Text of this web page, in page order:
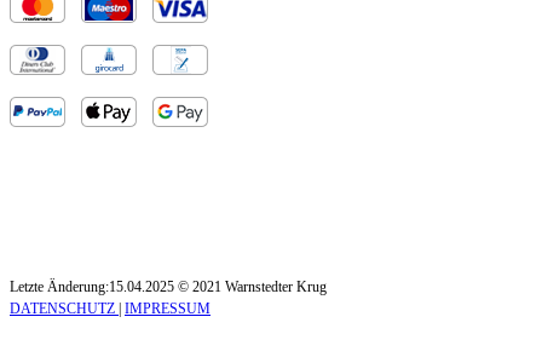
Letzte Änderung:15.04.2025 © 2021 Warnstedter Krug
DATENSCHUTZ | IMPRESSUM